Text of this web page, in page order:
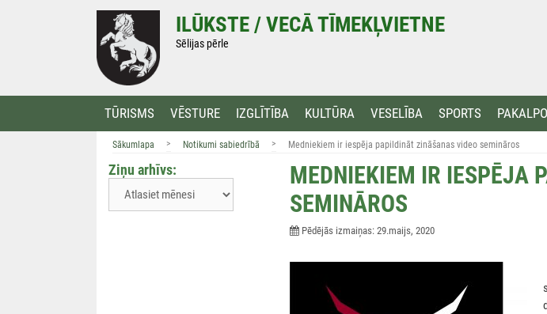
ILŪKSTE / VECĀ TĪMEKĻVIETNE
Sēlijas pērle
TŪRISMS VĒSTURE IZGLĪTĪBA KULTŪRA VESELĪBA SPORTS
Sākumlapa > Notikumi sabiedrībā > Medniekiem ir iespēja papildināt zināšanas video semināros
MEDNIEKIEM IR IESPĒJA
SEMINĀROS
Pēdējās izmaiņas: 29.maijs, 2020
Ziņu arhīvs: